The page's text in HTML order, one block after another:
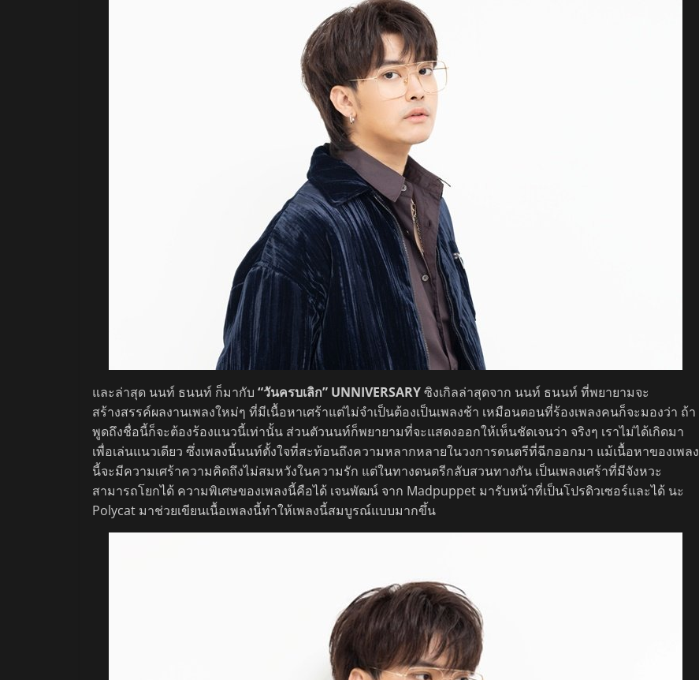
และล่าสุด นนท์ ธนนท์ ก็มากับ “วันครบเลิก” UNNIVERSARYซิงเกิลล่าสุดจาก นนท์ ธนนท์ ที่พยายามจะ
สร้างสรรค์ผลงานเพลงใหม่ๆ ที่มีเนื้อหาเศร้าแต่ไม่จำเป็นต้องเป็นเพลงช้า เหมือนตอนที่ร้องเพลงคนก็จะมองว่า ถ้า
พูดถึงชื่อนี้ก็จะต้องร้องแนวนี้เท่านั้น ส่วนตัวนนท์ก็พยายามที่จะแสดงออกให้เห็นชัดเจนว่า จริงๆ เราไม่ได้เกิดมา
เพื่อเล่นแนวเดียว ซึ่งเพลงนี้นนท์ตั้งใจที่สะท้อนถึงความหลากหลายในวงการดนตรีที่ฉีกออกมา แม้เนื้อหาของเพลง
นี้จะมีความเศร้าความคิดถึงไม่สมหวังในความรัก แต่ในทางดนตรีกลับสวนทางกัน เป็นเพลงเศร้าที่มีจังหวะ
สามารถโยกได้ ความพิเศษของเพลงนี้คือได้ เจนพัฒน์ จาก Madpuppet มารับหน้าที่เป็นโปรดิวเซอร์และได้ นะ
Polycat มาช่วยเขียนเนื้อเพลงนี้ทำให้เพลงนี้สมบูรณ์แบบมากขึ้น